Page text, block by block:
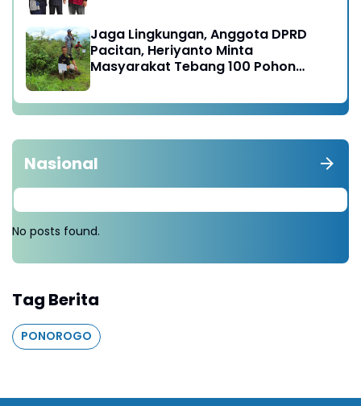
Jaga Lingkungan, Anggota DPRD
Pacitan, Heriyanto Minta
Masyarakat Tebang 100 Pohon
Nasional
No posts found.
Tag Berita
PONOROGO